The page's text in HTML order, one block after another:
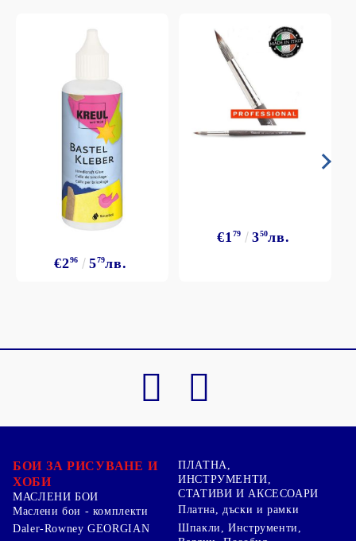
€296 579лв.
€179 350лв.
БОИ ЗА РИСУВАНЕ И
ХОБИ
МАСЛЕНИ БОИ
Маслени бои - комплекти
Daler-Rowney GEORGIAN
ПЛАТНА,
ИНСТРУМЕНТИ,
СТАТИВИ И АКСЕСОАРИ
Платна, дъски и рамки
Шпакли, Инструменти,